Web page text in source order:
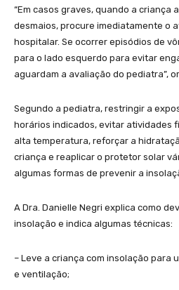
“Em casos graves, quando a criança
desmaios, procure imediatamente o
hospitalar. Se ocorrer episódios de
para o lado esquerdo para evitar
aguardam a avaliação do pediatra”,
Segundo a pediatra, restringir a
horários indicados, evitar atividades
alta temperatura, reforçar a
criança e reaplicar o protetor solar
algumas formas de prevenir a
A Dra. Danielle Negri explica como
insolação e indica algumas técnicas:
– Leve a criança com insolação para
e ventilação;